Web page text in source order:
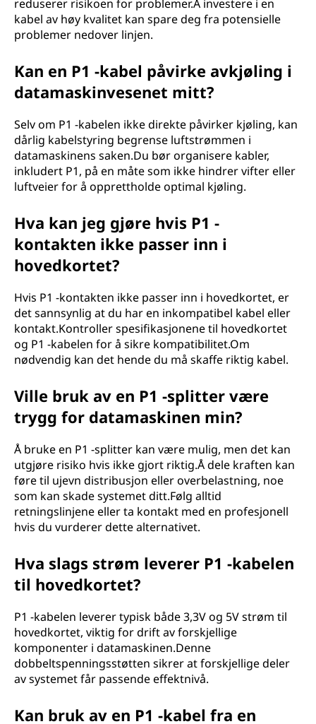
reduserer risikoen for problemer.Å investere i en
kabel av høy kvalitet kan spare deg fra potensielle
problemer nedover linjen.
Kan en P1 -kabel påvirke avkjøling i
datamaskinvesenet mitt?
Selv om P1 -kabelen ikke direkte påvirker kjøling, kan
dårlig kabelstyring begrense luftstrømmen i
datamaskinens saken.Du bør organisere kabler,
inkludert P1, på en måte som ikke hindrer vifter eller
luftveier for å opprettholde optimal kjøling.
Hva kan jeg gjøre hvis P1 -
kontakten ikke passer inn i
hovedkortet?
Hvis P1 -kontakten ikke passer inn i hovedkortet, er
det sannsynlig at du har en inkompatibel kabel eller
kontakt.Kontroller spesifikasjonene til hovedkortet
og P1 -kabelen for å sikre kompatibilitet.Om
nødvendig kan det hende du må skaffe riktig kabel.
Ville bruk av en P1 -splitter være
trygg for datamaskinen min?
Å bruke en P1 -splitter kan være mulig, men det kan
utgjøre risiko hvis ikke gjort riktig.Å dele kraften kan
føre til ujevn distribusjon eller overbelastning, noe
som kan skade systemet ditt.Følg alltid
retningslinjene eller ta kontakt med en profesjonell
hvis du vurderer dette alternativet.
Hva slags strøm leverer P1 -kabelen
til hovedkortet?
P1 -kabelen leverer typisk både 3,3V og 5V strøm til
hovedkortet, viktig for drift av forskjellige
komponenter i datamaskinen.Denne
dobbeltspenningsstøtten sikrer at forskjellige deler
av systemet får passende effektnivå.
Kan bruk av en P1 -kabel fra en